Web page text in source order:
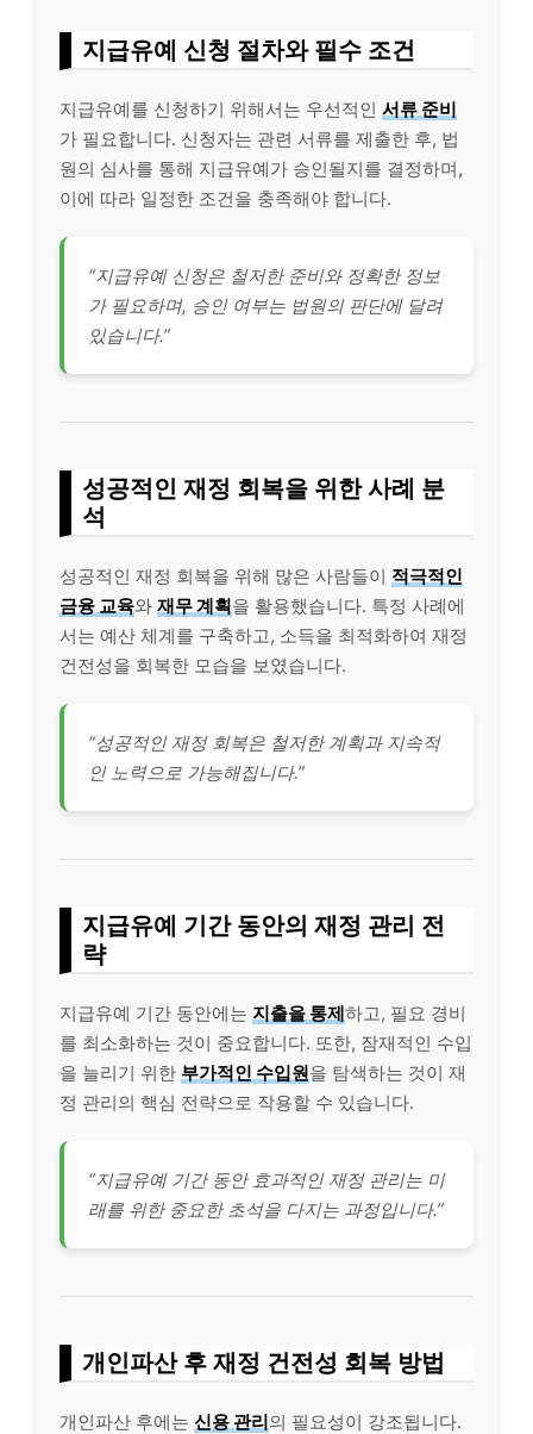
지급유예 신청 절차와 필수 조건
지급유예를 신청하기 위해서는 우선적인 서류 준비
가 필요합니다. 신청자는 관련 서류를 제출한 후, 법
원의 심사를 통해 지급유예가 승인될지를 결정하며,
이에 따라 일정한 조건을 충족해야 합니다.
“지급유예 신청은 철저한 준비와 정확한 정보
가 필요하며, 승인 여부는 법원의 판단에 달려
있습니다.”
성공적인 재정 회복을 위한 사례 분
석
성공적인 재정 회복을 위해 많은 사람들이 적극적인
금융 교육와 재무 계획을 활용했습니다. 특정 사례에
서는 예산 체계를 구축하고, 소득을 최적화하여 재정
건전성을 회복한 모습을 보였습니다.
“성공적인 재정 회복은 철저한 계획과 지속적
인 노력으로 가능해집니다.”
지급유예 기간 동안의 재정 관리 전
략
지급유예 기간 동안에는 지출을 통제하고, 필요 경비
를 최소화하는 것이 중요합니다. 또한, 잠재적인 수입
을 늘리기 위한 부가적인 수입원을 탐색하는 것이 재
정 관리의 핵심 전략으로 작용할 수 있습니다.
“지급유예 기간 동안 효과적인 재정 관리는 미
래를 위한 중요한 초석을 다지는 과정입니다.”
개인파산 후 재정 건전성 회복 방법
개인파산 후에는 신용 관리의 필요성이 강조됩니다.